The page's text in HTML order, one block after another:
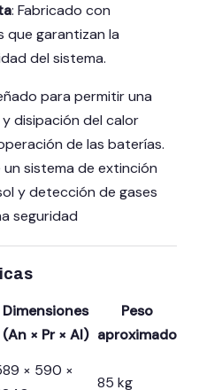
: Fabricado con
que garantizan la
del sistema.
para permitir una
disipación del calor
de las baterías.
sistema de extinción
y detección de gases
seguridad
Dimensiones
(An × Pr × Al)
Peso
aproximado
× 590 ×
85 kg